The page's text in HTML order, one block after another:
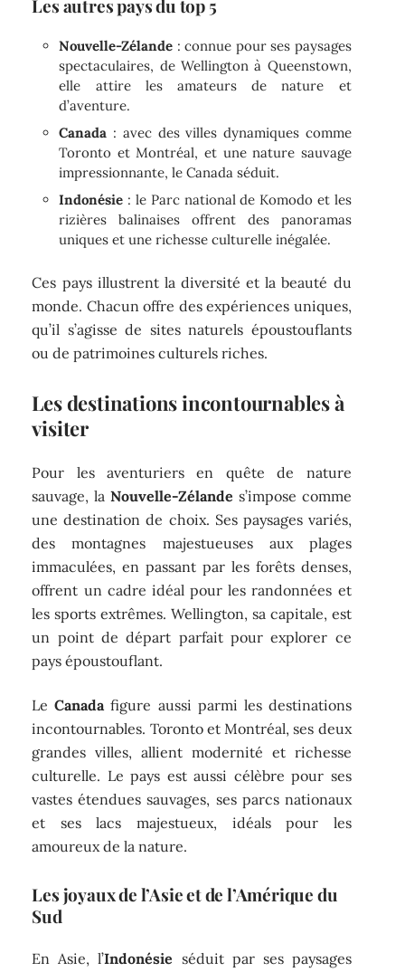
Les autres pays du top 5
Nouvelle-Zélande : connue pour ses paysages
spectaculaires, de Wellington à Queenstown,
elle attire les amateurs de nature et
d’aventure.
Canada : avec des villes dynamiques comme
Toronto et Montréal, et une nature sauvage
impressionnante, le Canada séduit.
Indonésie : le Parc national de Komodo et les
rizières balinaises offrent des panoramas
uniques et une richesse culturelle inégalée.
Ces pays illustrent la diversité et la beauté du
monde. Chacun offre des expériences uniques,
qu’il s’agisse de sites naturels époustouflants
ou de patrimoines culturels riches.
Les destinations incontournables à
visiter
Pour les aventuriers en quête de nature
sauvage, la Nouvelle-Zélande s’impose comme
une destination de choix. Ses paysages variés,
des montagnes majestueuses aux plages
immaculées, en passant par les forêts denses,
offrent un cadre idéal pour les randonnées et
les sports extrêmes. Wellington, sa capitale, est
un point de départ parfait pour explorer ce
pays époustouflant.
LeCanada figure aussi parmi les destinations
incontournables. Toronto et Montréal, ses deux
grandes villes, allient modernité et richesse
culturelle. Le pays est aussi célèbre pour ses
vastes étendues sauvages, ses parcs nationaux
et ses lacs majestueux, idéals pour les
amoureux de la nature.
Les joyaux de l’Asie et de l’Amérique du
Sud
En Asie, l’Indonésie séduit par ses paysages